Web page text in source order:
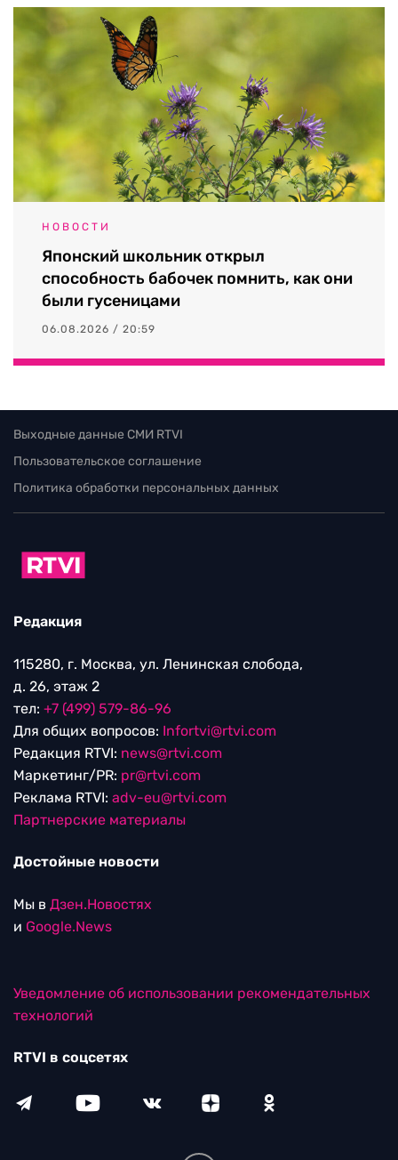
НОВОСТИ
Японский школьник открыл
способность бабочек помнить, как они
были гусеницами
06.08.2026 / 20:59
Выходные данные СМИ RTVI
Пользовательское соглашение
Политика обработки персональных данных
Редакция
115280, г. Москва, ул. Ленинская слобода,
д. 26, этаж 2
тел: +7 (499) 579-86-96
Для общих вопросов: Infortvi@rtvi.com
Редакция RTVI: news@rtvi.com
Маркетинг/PR: pr@rtvi.com
Реклама RTVI: adv-eu@rtvi.com
Партнерские материалы
Достойные новости
Мы в Дзен.Новостях
и Google.News
Уведомление об использовании рекомендательных
технологий
RTVI в соцсетях